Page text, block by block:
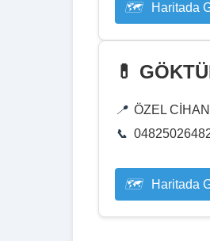
Haritada
💊
ÖZEL
Haritada